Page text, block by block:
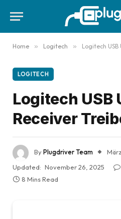
Home » Logitech » Logitech
LOGITECH
Logitech USB
Receiver
ByPlugdriver Team
Updated: November 26, 2025
8 Mins Read